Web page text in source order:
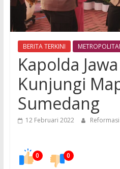
BERITA TERKINI
Kapolda
Kunjungi
Sumedang
12 Februari 2022
0 0